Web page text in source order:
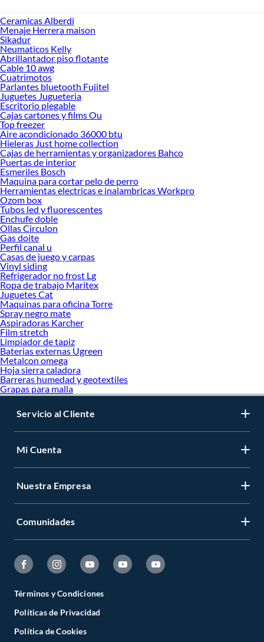
Ceramicas Alberdi
Menaje Herrera maison
Sikadur
Neumaticos Kelly
Abrillantador piso flotante
Cable 10 awg
Cuatrimotos
Parlantes bluetooth Fujitel
Juguetes Jugueteria
Escritorio plegable
Cajas cartones y films Ou
Top freezer
Aire acondicionado 36000 btu
Hieleras Just home collection
Cajas de herramientas y organizadores Bahco
Puertas de interior
Esmeriles Bosch
Maquina para cortar pelo de perro
Herramientas electricas e inalambricas Workpro
Ozom box
Tubos led y fluorescentes
Enchufe doble
Ollas Circulon
Gas doite
Perfil canal u
Casas de juego y carpas
Vinyl siding
Refrigerador no frost Lg
Ropa de trabajo Maritex
Juguetes Cat
Maquinas para oficina Torre
Spray negro mate
Aspiradoras Karcher
Film stretch
Limpiador de tapiz
Baterias externas Ugreen
Metalcon omega
Hoja sierra caladora
Barreras humedad y geotextiles
Grapas para malla
Servicio al Cliente
Mi Cuenta
Nuestra Empresa
Comunidades
Términos y Condiciones
Políticas de Privacidad
Política de Cookies